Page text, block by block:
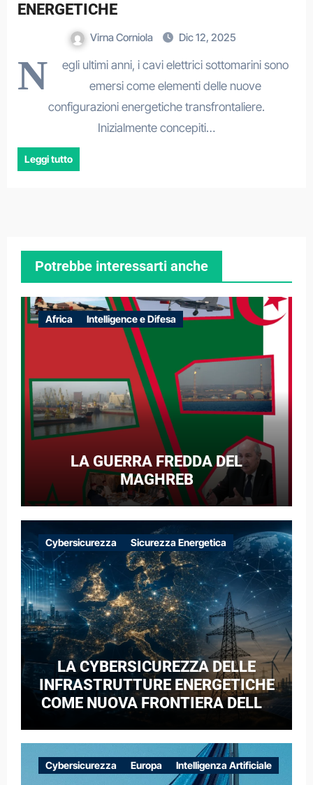
ENERGETICHE
Virna Corniola Dic 12, 2025
N
egli ultimi anni, i cavi elettrici sottomarini sono
emersi come elementi delle nuove
configurazioni energetiche transfrontaliere.
Inizialmente concepiti…
Leggi tutto
Potrebbe interessarti anche
Africa Intelligence e Difesa
LA GUERRA FREDDA DEL
MAGHREB
Cybersicurezza Sicurezza Energetica
LA CYBERSICUREZZA DELLE
INFRASTRUTTURE ENERGETICHE
COME NUOVA FRONTIERA DELLA
CASO DELLE RETI ELETTRICHE
EUROPEE NEL CONTESTO DELLA
GUERRA IBRIDA
Cybersicurezza Europa Intelligenza Artificiale